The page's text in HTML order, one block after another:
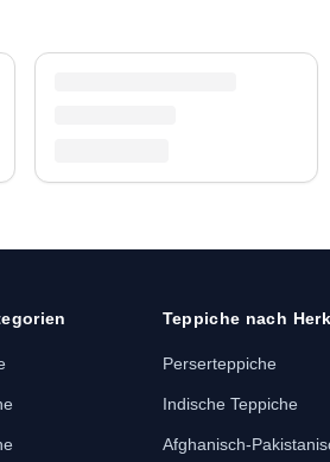
einem 30-
Teppiche nach
Perserteppiche
Indische Teppiche
Afghanisch-